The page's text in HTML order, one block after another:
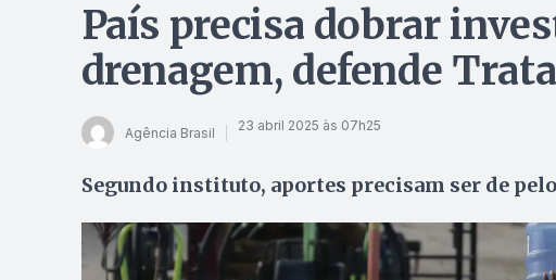
País precisa dobrar
drenagem, defende
Agência Brasil 23 abril 2025 às 07h25
Segundo instituto, aportes precisam ser de